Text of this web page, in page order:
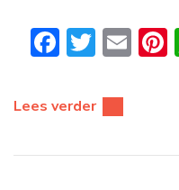
Facebook
Lees verder